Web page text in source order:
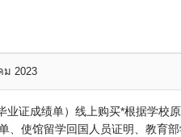
ม 2023
证成绩单）线上购买*根据学校
、使馆留学回国人员证明、教育